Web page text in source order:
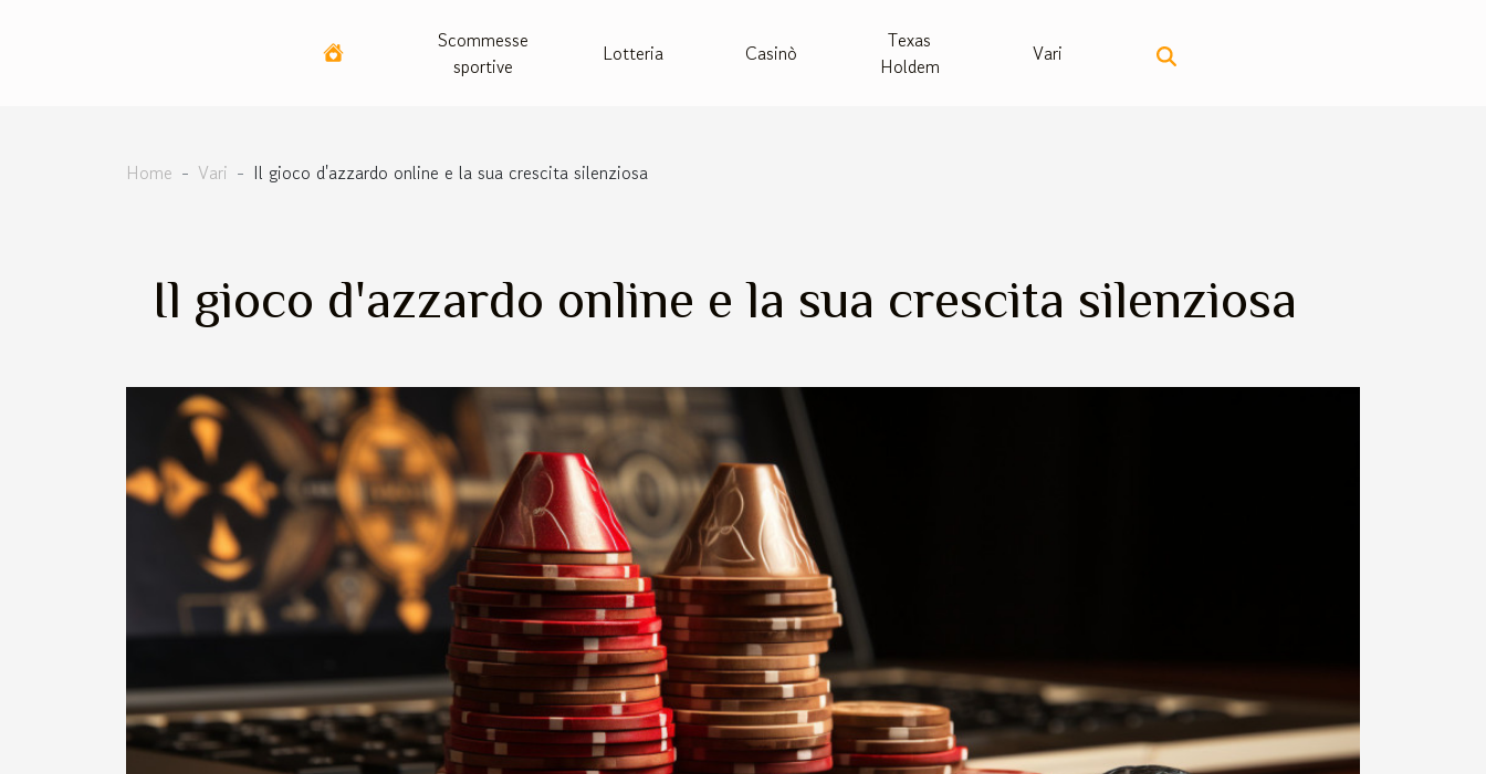
Scommesse
sportive
Lotteria Casinò
Texas
Holdem
Vari
Home Vari Il gioco d'azzardo online e la sua crescita silenziosa
Il gioco d'azzardo online e la sua crescita silenziosa